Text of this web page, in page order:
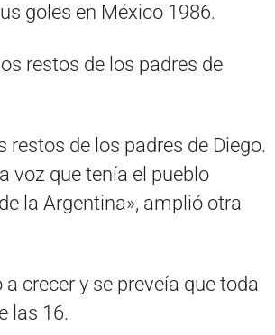
goles en México 1986.
de los padres de Diego.
voz que tenía el pueblo
la Argentina», amplió otra
crecer y se preveía que toda
las 16.